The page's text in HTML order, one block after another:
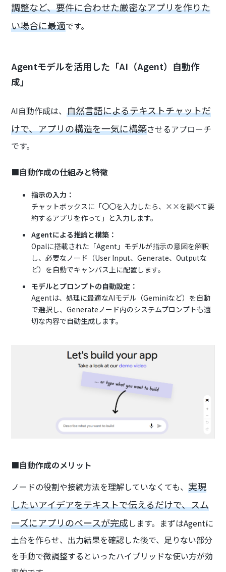
調整など、要件に合わせた厳密なアプリを作りた
い場合に最適です。
Agentモデルを活用した「AI（Agent）自動作
成」
AI自動作成は、自然言語によるテキストチャットだ
けで、アプリの構造を一気に構築させるアプローチ
です。
■自動作成の仕組みと特徴
指示の入力：
チャットボックスに「〇〇を入力したら、××を調べて要
約するアプリを作って」と入力します。
Agentによる推論と構築：
Opalに搭載された「Agent」モデルが指示の意図を解釈
し、必要なノード（User Input、Generate、Outputな
ど）を自動でキャンバス上に配置します。
モデルとプロンプトの自動設定：
Agentは、処理に最適なAIモデル（Geminiなど）を自動
で選択し、Generateノード内のシステムプロンプトも適
切な内容で自動生成します。
■自動作成のメリット
ノードの役割や接続方法を理解していなくても、実現
したいアイデアをテキストで伝えるだけで、スム
ーズにアプリのベースが完成します。まずはAgentに
土台を作らせ、出力結果を確認した後で、足りない部分
を手動で微調整するといったハイブリッドな使い方が効